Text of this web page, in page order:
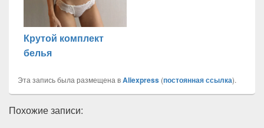
Крутой комплект
белья
Эта запись была размещена вAliexpress (постоянная ссылка).
Похожие записи: